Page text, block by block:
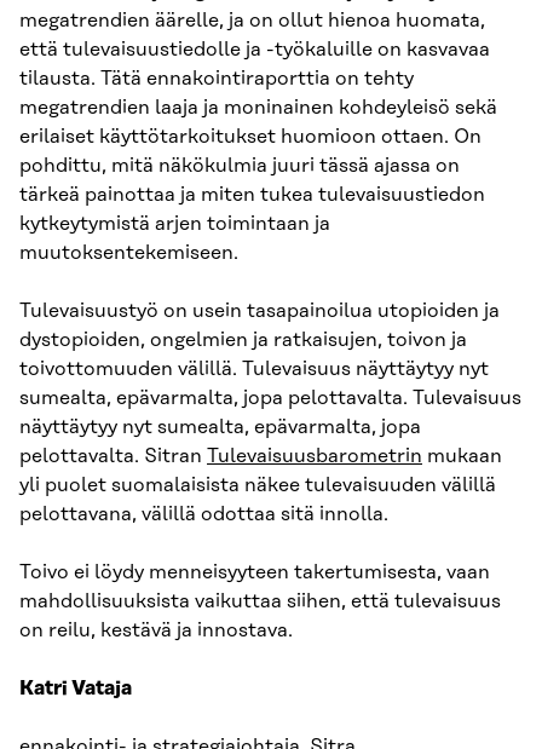
megatrendien äärelle, ja on ollut hienoa huomata,
että tulevaisuustiedolle ja -työkaluille on kasvavaa
tilausta. Tätä ennakointiraporttia on tehty
megatrendien laaja ja moninainen kohdeyleisö sekä
erilaiset käyttötarkoitukset huomioon ottaen. On
pohdittu, mitä näkökulmia juuri tässä ajassa on
tärkeä painottaa ja miten tukea tulevaisuustiedon
kytkeytymistä arjen toimintaan ja
muutoksentekemiseen.
Tulevaisuustyö on usein tasapainoilua utopioiden ja
dystopioiden, ongelmien ja ratkaisujen, toivon ja
toivottomuuden välillä. Tulevaisuus näyttäytyy nyt
sumealta, epävarmalta, jopa pelottavalta. Tulevaisuus
näyttäytyy nyt sumealta, epävarmalta, jopa
pelottavalta. Sitran Tulevaisuusbarometrin mukaan
yli puolet suomalaisista näkee tulevaisuuden välillä
pelottavana, välillä odottaa sitä innolla.
Toivo ei löydy menneisyyteen takertumisesta, vaan
mahdollisuuksista vaikuttaa siihen, että tulevaisuus
on reilu, kestävä ja innostava.
Katri Vataja